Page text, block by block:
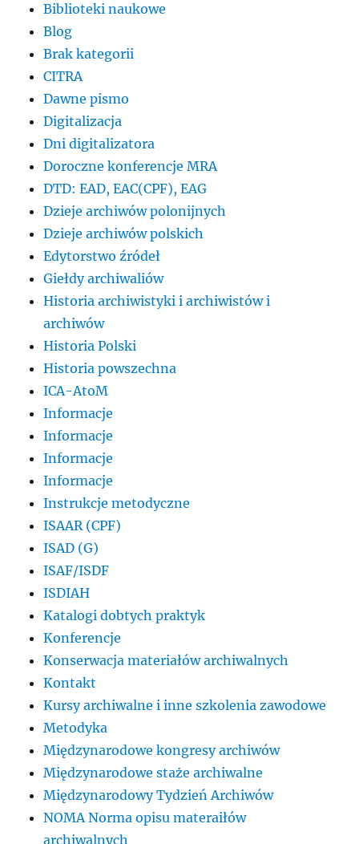
Biblioteki naukowe
Blog
Brak kategorii
CITRA
Dawne pismo
Digitalizacja
Dni digitalizatora
Doroczne konferencje MRA
DTD: EAD, EAC(CPF), EAG
Dzieje archiwów polonijnych
Dzieje archiwów polskich
Edytorstwo źródeł
Giełdy archiwaliów
Historia archiwistyki i archiwistów i
archiwów
Historia Polski
Historia powszechna
ICA-AtoM
Informacje
Informacje
Informacje
Informacje
Instrukcje metodyczne
ISAAR (CPF)
ISAD (G)
ISAF/ISDF
ISDIAH
Katalogi dobtych praktyk
Konferencje
Konserwacja materiałów archiwalnych
Kontakt
Kursy archiwalne i inne szkolenia zawodowe
Metodyka
Międzynarodowe kongresy archiwów
Międzynarodowe staże archiwalne
Międzynarodowy Tydzień Archiwów
NOMA Norma opisu materaiłów
archiwalnych